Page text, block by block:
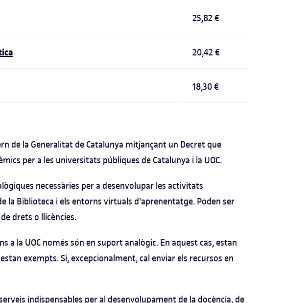
25,82 €
20,42 €
18,30 €
de la Generalitat de Catalunya mitjançant un Decret que
per a les universitats públiques de Catalunya i la UOC.
necessàries per a desenvolupar les activitats
la Biblioteca i els entorns virtuals d'aprenentatge. Poden ser
drets o llicències.
la UOC només són en suport analògic. En aquest cas, estan
exempts. Si, excepcionalment, cal enviar els recursos en
indispensables per al desenvolupament de la docència, de